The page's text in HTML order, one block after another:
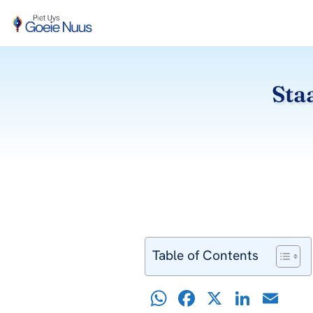
Table of Contents
W F X Li